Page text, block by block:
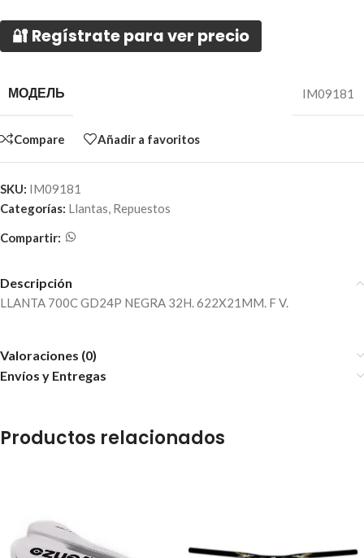
🔐 Regístrate para ver precio
МОДЕЛЬ IM09181
Compare Añadir a favoritos
SKU: IM09181
Categorías: Llantas, Repuestos
Compartir:
Descripción
LLANTA 700C GD24P NEGRA 32H. 622X21MM. F V.
Valoraciones (0)
Envíos y Entregas
Productos relacionados